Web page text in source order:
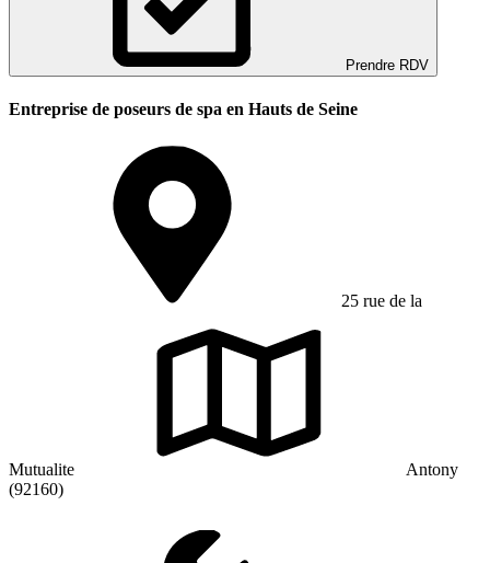
Prendre RDV
Entreprise de poseurs de spa en Hauts de Seine
25 rue de la
Mutualite
Antony
(92160)